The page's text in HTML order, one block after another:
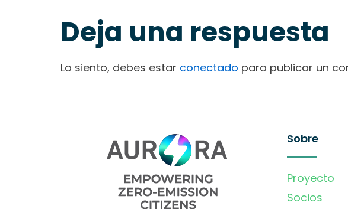
Deja una respuesta
Lo siento, debes estar conectado para publicar un
Sobre
Proyecto
Socios